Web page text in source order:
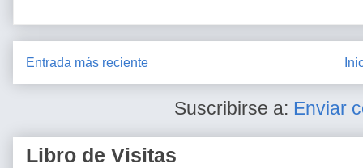
Entrada más reciente
Suscribirse a: Enviar
Libro de Visitas